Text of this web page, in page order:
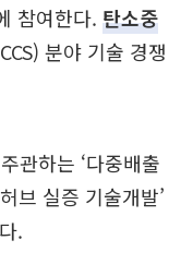
참여한다. 탄소중
분야 기술 경쟁
관하는 ‘다중배출
브 실증 기술개발’
.